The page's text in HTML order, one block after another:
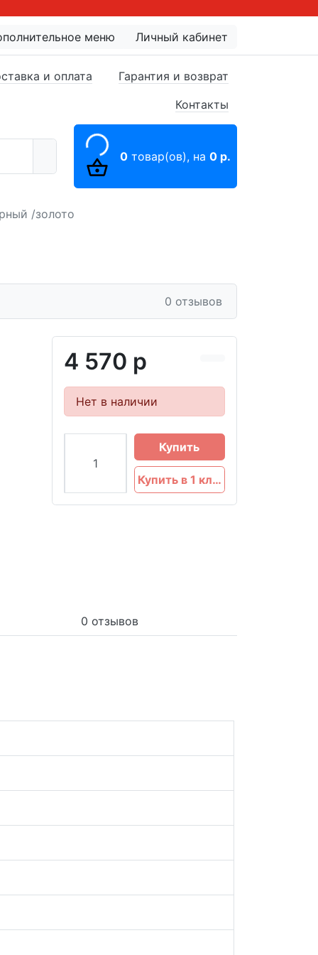
меню Личный кабинет
и оплата
Гарантия и возврат
Контакты
0 товар(ов), на 0 р.
/золото
0 отзывов
4 570 р
Нет в наличии
Купить
Купить в 1 клик
0 отзывов